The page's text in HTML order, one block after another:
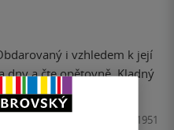
i vzhledem k její
dny a čte opětovně. Kladný
Kniha, XYZ, 2018, 9788075971951